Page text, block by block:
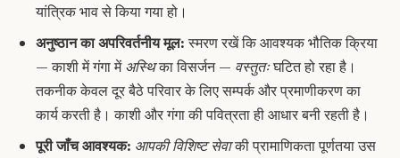
यांत्रिक भाव से किया गया हो।
अनुष्ठान का अपरिवर्तनीय मूल:स्मरण रखें कि आवश्यक भौतिक क्रिया
— काशी में गंगा मेंअस्थिका विसर्जन — वस्तुतःघटित हो रहा है।
तकनीक केवल दूर बैठे परिवार के लिए सम्पर्क और प्रमाणीकरण का
कार्य करती है। काशी और गंगा की पवित्रता ही आधार बनी रहती है।
पूरी जाँच आवश्यक: आपकी विशिष्ट सेवाकी प्रामाणिकता पूर्णतया उस